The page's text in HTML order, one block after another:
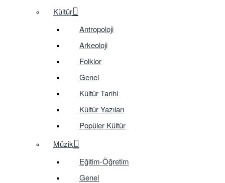
Kültür
Antropoloji
Arkeoloji
Folklor
Genel
Kültür Tarihi
Kültür Yazıları
Popüler Kültür
Müzik
Eğitim-Öğretim
Genel